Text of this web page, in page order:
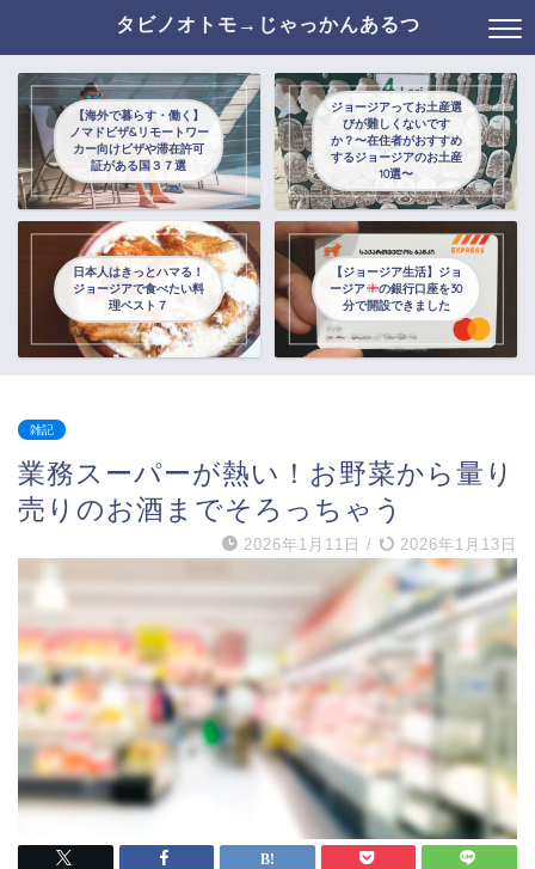
タビノオトモ→じゃっかんあるつ
【海外で暮らす・働く】
ノマドビザ&リモートワー
カー向けビザや滞在許可
証がある国３７選
ジョージアってお土産選
びが難しくないです
か？〜在住者がおすすめ
するジョージアのお土産
10選〜
日本人はきっとハマる！
ジョージアで食べたい料
理ベスト７
【ジョージア生活】ジョ
ージア
の銀行口座を30
分で開設できました
雑記
業務スーパーが熱い！お野菜から量り
売りのお酒までそろっちゃう
2026年1月11日 / 2026年1月13日